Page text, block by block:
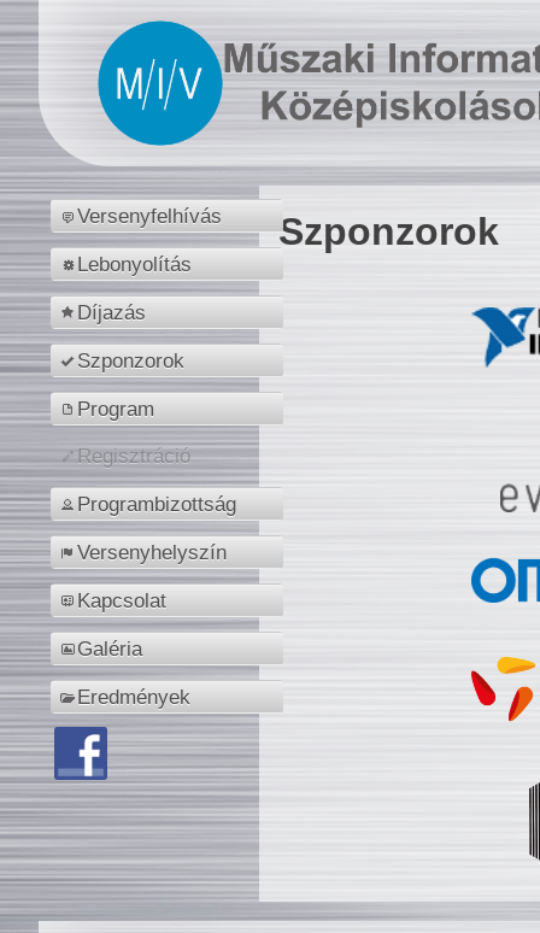
Versenyfelhívás
Lebonyolítás
Díjazás
Szponzorok
Program
Regisztráció
Programbizottság
Versenyhelyszín
Kapcsolat
Galéria
Eredmények
Szponzorok